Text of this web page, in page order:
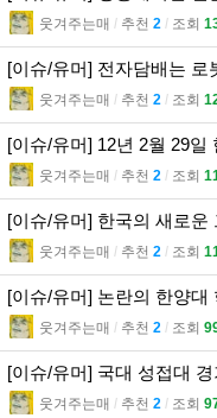
웃겨주는매 l 추천 2 l 조회
[이슈/유머] 전자담배는 로
웃겨주는매 l 추천 2 l 조회
[이슈/유머] 12년 2월 29일
웃겨주는매 l 추천 2 l 조회
[이슈/유머] 한국의 새로운
웃겨주는매 l 추천 2 l 조회
[이슈/유머] 논란의 한양대
웃겨주는매 l 추천 2 l 조회
[이슈/유머] 국대 성접대
웃겨주는매 l 추천 2 l 조회